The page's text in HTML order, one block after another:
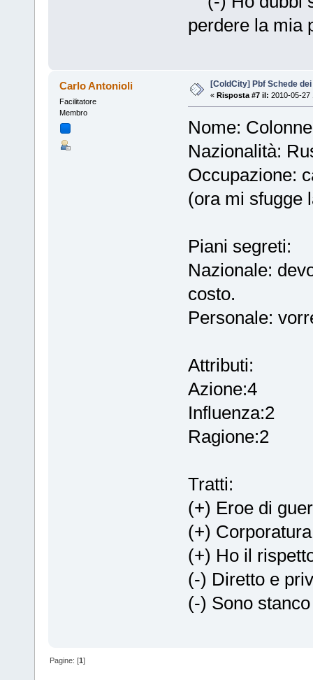
perdere la mia
Carlo Antonioli
Facilitatore
Membro
[ColdCity] Pbf Schede
« Risposta #7 il: 2010-05-27
Nome:
Nazionalità:
Occupazione:
(ora mi sfugge
Piani segreti:
Nazionale:
costo.
Personale:
Attributi:
Azione:4
Influenza:2
Ragione:2
Tratti:
(+) Eroe di
(+)
(+) Ho il
(-) Diretto e
(-) Sono
Pagine: [1]